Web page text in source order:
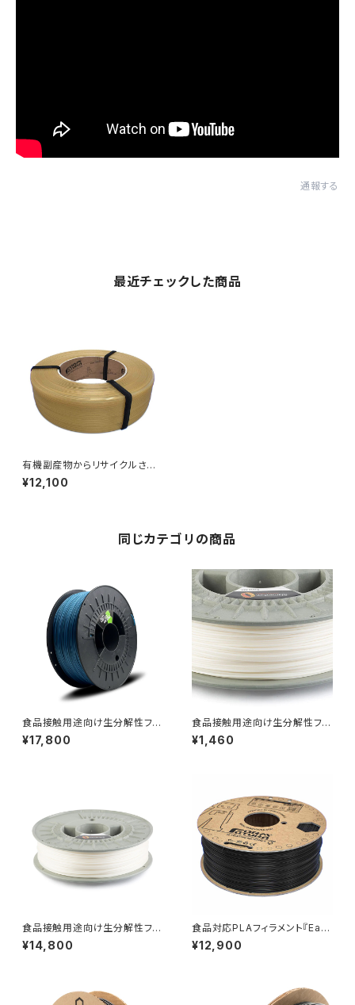
通報する
最近チェックした商品
有機副産物からリサイクルされ
た『ReForm Organic rPLA』
¥12,100
同じカテゴリの商品
食品接触用途向け生分解性フィ
ラメント『NonOilen』
¥17,800
食品接触用途向け生分解性フィ
ラメント『NonOilen』：お試しサ
ンプル 10M
¥1,460
食品接触用途向け生分解性フィ
ラメント『NonOilen』
¥14,800
食品対応PLAフィラメント『Eas
yFil ePLA』
¥12,900